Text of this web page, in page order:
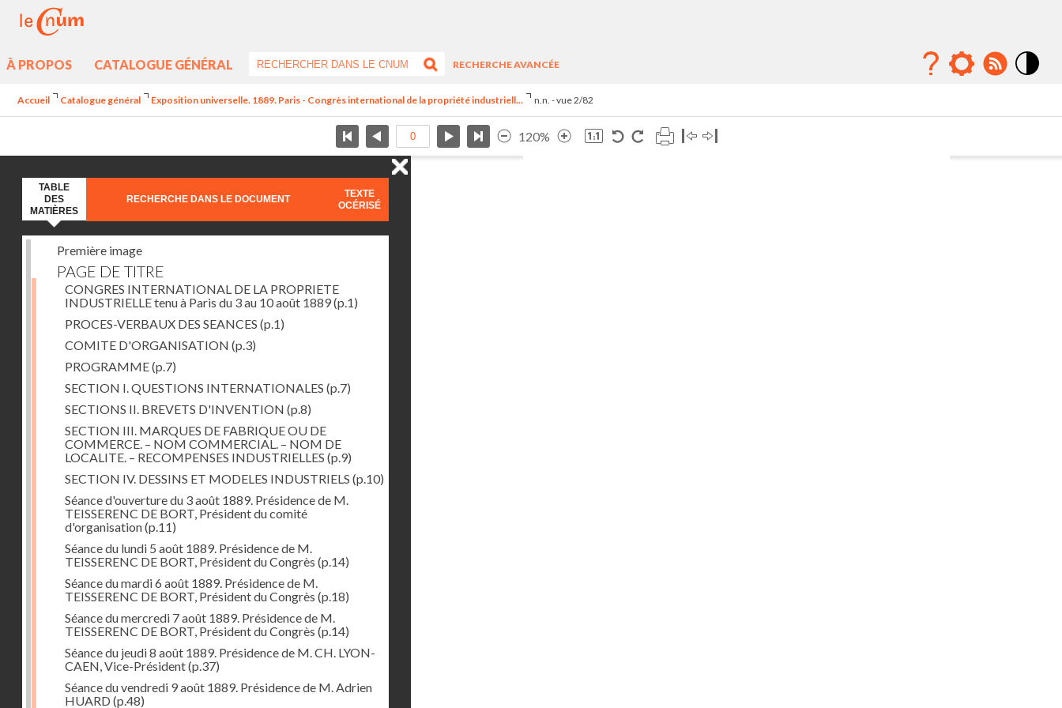
À PROPOS CATALOGUE GÉNÉRAL
RECHERCHE AVANCÉE
Accueil Catalogue général Exposition universelle. 1889. Paris - Congrès international de la propriété industriell... n.n. - vue 2/82
120%
TABLE
DES
MATIÈRES
RECHERCHE DANS LE DOCUMENT
TEXTE
OCÉRISÉ
Première image
PAGE DE TITRE
CONGRES INTERNATIONAL DE LA PROPRIETE
INDUSTRIELLE tenu à Paris du 3 au 10 août 1889(p.1)
PROCES-VERBAUX DES SEANCES (p.1)
COMITE D'ORGANISATION (p.3)
PROGRAMME(p.7)
SECTION I. QUESTIONS INTERNATIONALES (p.7)
SECTIONS II. BREVETS D'INVENTION (p.8)
SECTION III. MARQUES DE FABRIQUE OU DE
COMMERCE. – NOM COMMERCIAL. – NOM DE
LOCALITE. – RECOMPENSES INDUSTRIELLES (p.9)
SECTION IV. DESSINS ET MODELES INDUSTRIELS (p.10)
Séance d'ouverture du 3 août 1889. Présidence de M.
TEISSERENC DE BORT, Président du comité
d'organisation(p.11)
Séance du lundi 5 août 1889. Présidence de M.
TEISSERENC DE BORT, Président du Congrès (p.14)
Séance du mardi 6 août 1889. Présidence de M.
TEISSERENC DE BORT, Président du Congrès (p.18)
Séance du mercredi 7 août 1889. Présidence de M.
TEISSERENC DE BORT, Président du Congrès (p.14)
Séance du jeudi 8 août 1889. Présidence de M. CH. LYON-
CAEN, Vice-Président(p.37)
Séance du vendredi 9 août 1889. Présidence de M. Adrien
HUARD (p.48)